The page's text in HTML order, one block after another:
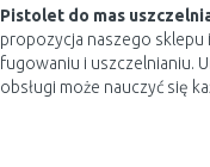
Pistolet do mas
propozycja naszego
fugowaniu i uszczelnianiu.
obsługi może nauczyć się